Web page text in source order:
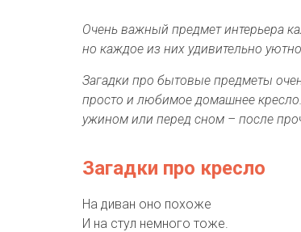
Очень важный предмет интерьера
но каждое из них удивительно
Загадки про бытовые предметы
просто и любимое домашнее
ужином или перед сном – после
Загадки про кресло
На диван оно похоже
И на стул немного тоже.